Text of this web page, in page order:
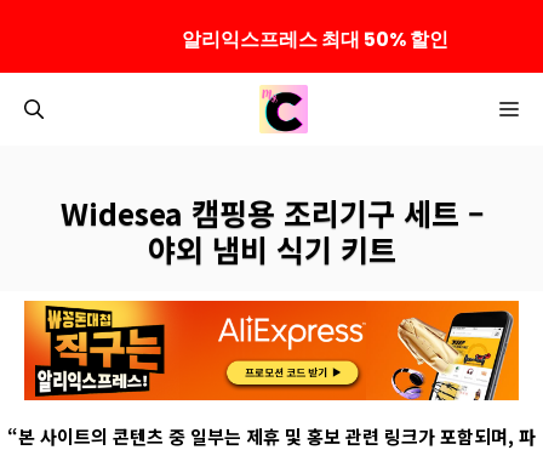
Widesea 캠핑용 조리기구 세트 –
야외 냄비 식기 키트
“본 사이트의 콘텐츠 중 일부는 제휴 및 홍보 관련 링크가 포함되며, 파
알리익스프레스 최대 50% 할인